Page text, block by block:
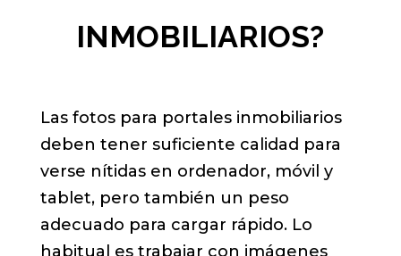
INMOBILIARIOS?
Las fotos para portales inmobiliarios
deben tener suficiente calidad para
verse nítidas en ordenador, móvil y
tablet, pero también un peso
adecuado para cargar rápido. Lo
habitual es trabajar con imágenes